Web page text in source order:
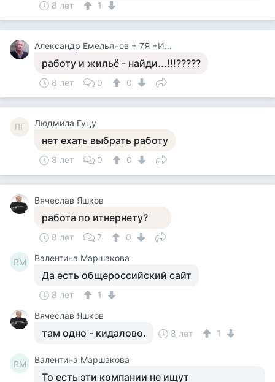
8 лет 1
Александр Емельянов + 7Я +Инструктор Туризма
работу и жильё - найди...!!!?????
8 лет 0 0
ЛГ Людмила Гуцу
нет ехать выбрать работу
8 лет 0 0
Вячеслав Яшков
работа по итнернету?
8 лет 7 0
ВМ Валентина Маршакова
Да есть общероссийский сайт
8 лет
1
Вячеслав Яшков
там одно - кидалово. 8 лет 1
ВМ Валентина Маршакова
То есть эти компании не ищут